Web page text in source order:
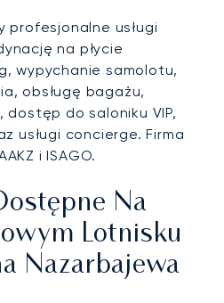
profesjonalne usługi
na płycie
wypychanie samolotu,
obsługę bagażu,
do saloniku VIP,
usługi concierge. Firma
i ISAGO.
Na
Lotnisku
Nazarbajewa